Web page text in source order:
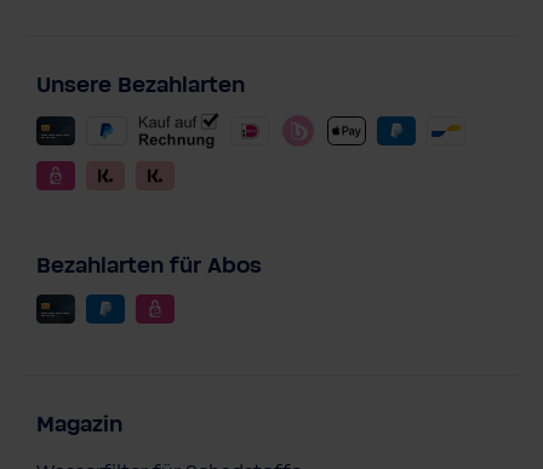
Unsere Bezahlarten
Bezahlarten für Abos
Magazin